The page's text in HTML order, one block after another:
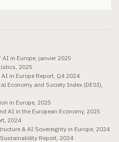
in Europe, janvier 2025
2025
in Europe Report, Q4 2024
Economy and Society Index (DESI),
in Europe, 2025
AI in the European Economy, 2025
2024
& AI Sovereignty in Europe, 2024
Report, 2024